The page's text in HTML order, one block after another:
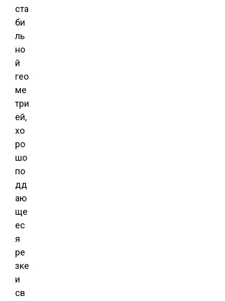
ста
би
ль
но
й
гео
ме
три
ей,
хо
ро
шо
по
дд
аю
ще
ес
я
ре
зке
и
св